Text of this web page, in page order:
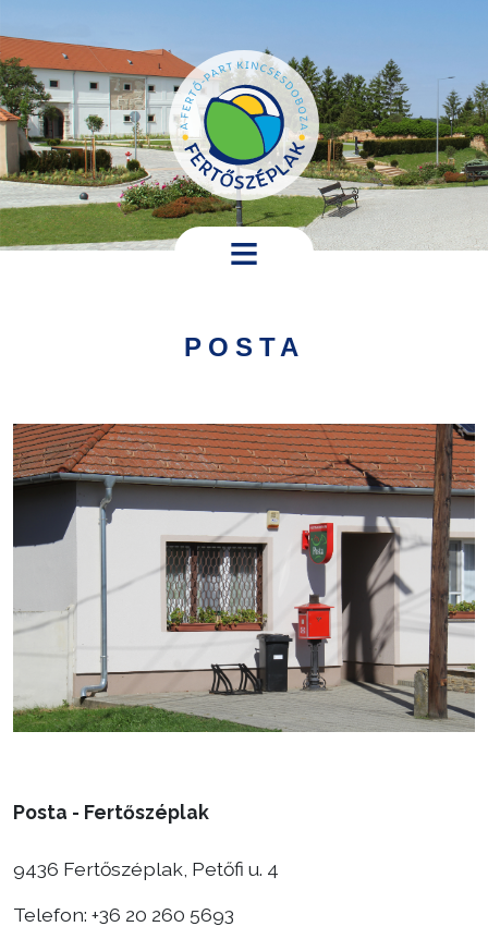
Települési
Turistáknak
Pályázatok
Választás
POSTA
Posta - Fertőszéplak
9436 Fertőszéplak, Petőfi u. 4
Telefon: +36 20 260 5693